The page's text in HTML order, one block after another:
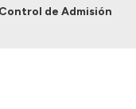
de Admisión